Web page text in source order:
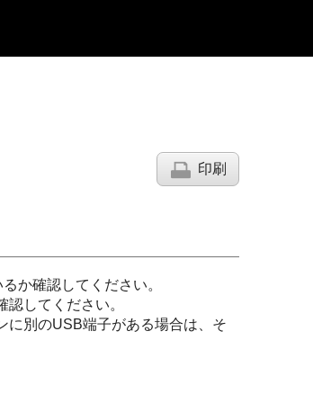
印刷
か確認してください。
してください。
に別のUSB端子がある場合は、そ